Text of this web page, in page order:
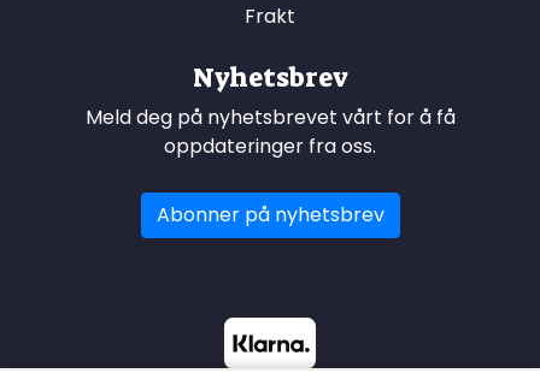
Frakt
Nyhetsbrev
Meld deg på nyhetsbrevet vårt for å få
oppdateringer fra oss.
Abonner på nyhetsbrev